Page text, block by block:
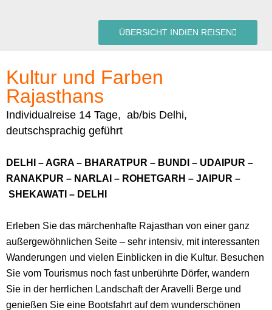
ÜBERSICHT INDIEN REISEN
Kultur und Farben
Rajasthans
Individualreise 14 Tage, ab/bis Delhi,
deutschsprachig geführt
DELHI – AGRA – BHARATPUR – BUNDI – UDAIPUR –
RANAKPUR – NARLAI – ROHETGARH – JAIPUR –
SHEKAWATI – DELHI
Erleben Sie das märchenhafte Rajasthan von einer ganz
außergewöhnlichen Seite – sehr intensiv, mit interessanten
Wanderungen und vielen Einblicken in die Kultur. Besuchen
Sie vom Tourismus noch fast unberührte Dörfer, wandern
Sie in der herrlichen Landschaft der Aravelli Berge und
genießen Sie eine Bootsfahrt auf dem wunderschönen